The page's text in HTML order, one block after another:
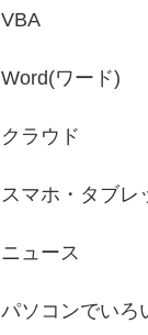
VBA
Word(ワード)
クラウド
スマホ・タブレ
ニュース
パソコンでいろ